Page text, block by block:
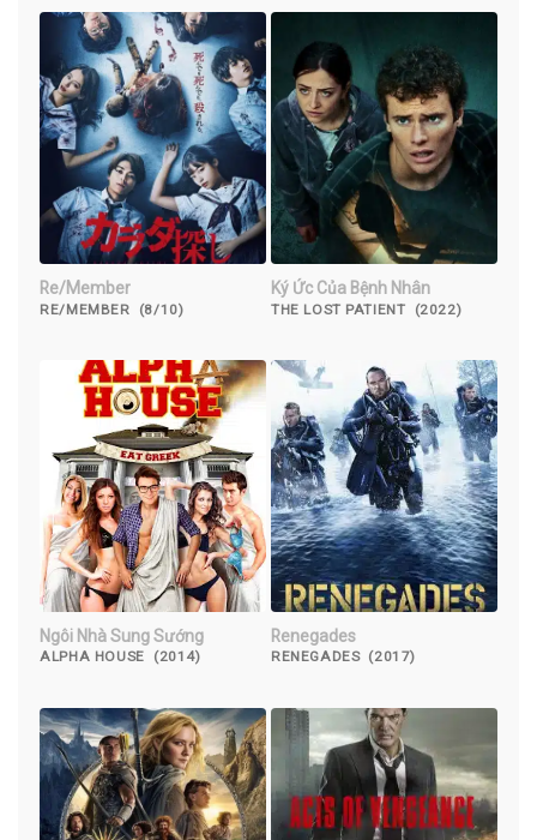
Re/Member
RE/MEMBER (8/10)
Ký Ức Của Bệnh Nhân
THE LOST PATIENT (2022)
Ngôi Nhà Sung Sướng
ALPHA HOUSE (2014)
Renegades
RENEGADES (2017)